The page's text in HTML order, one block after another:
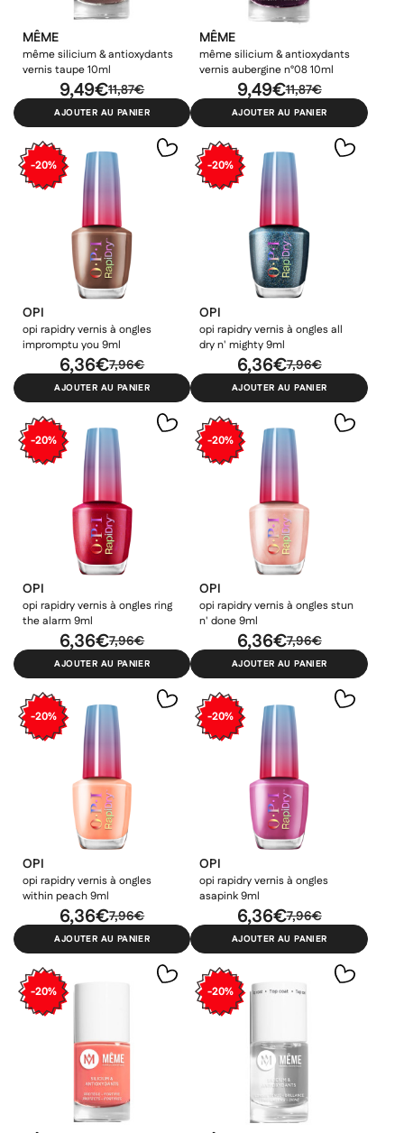
MÊME
même silicium & antioxydants
vernis taupe 10ml
11,87€
9,49€
AJOUTER AU PANIER
MÊME
même silicium & antioxydants
vernis aubergine n°08 10ml
11,87€
9,49€
AJOUTER AU PANIER
-20%
OPI
opi rapidry vernis à ongles
impromptu you 9ml
7,96€
6,36€
AJOUTER AU PANIER
-20%
OPI
opi rapidry vernis à ongles all
dry n' mighty 9ml
7,96€
6,36€
AJOUTER AU PANIER
-20%
OPI
opi rapidry vernis à ongles ring
the alarm 9ml
7,96€
6,36€
AJOUTER AU PANIER
-20%
OPI
opi rapidry vernis à ongles stun
n' done 9ml
7,96€
6,36€
AJOUTER AU PANIER
-20%
OPI
opi rapidry vernis à ongles
within peach 9ml
7,96€
6,36€
AJOUTER AU PANIER
-20%
OPI
opi rapidry vernis à ongles
asapink 9ml
7,96€
6,36€
AJOUTER AU PANIER
-20% -20%